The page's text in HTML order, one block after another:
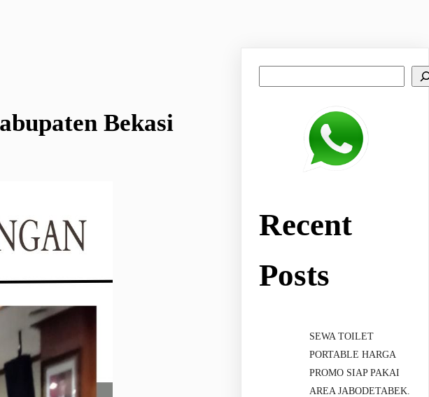
Bekasi
Recent
Posts
SEWA TOILET
PORTABLE HARGA
PROMO SIAP PAKAI
AREA JABODETABEK.